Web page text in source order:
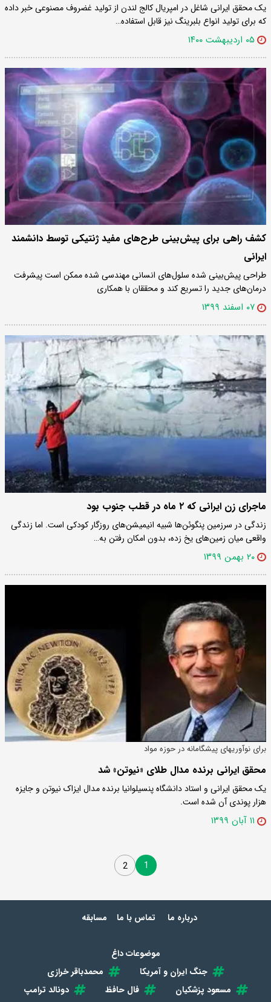
یک محقق ایرانی شاغل در امپریال کالج لندن از تولید غضروف مصنوعی خبر داده
که برای تولید انواع بلبرینگ نیز قابل استفاده…
۰۵ اردیبهشت ۱۴۰۰
کشف راهی برای پیش‌بینی طرح‌های مفید ژنتیکی توسط دانشمند
ایرانی
طراحی پیش‌بینی شده سلول‌های انسانی مهندسی شده ممکن است پیشرفت
درمان‌های جدید را تسریع کند و محققان با همکاری
۰۷ اسفند ۱۳۹۹
ماجرای زن ایرانی که ۲ ماه در قطب جنوب بود
زندگی در سرزمین پنگوئن‌ها شبیه انیمیشن‌های روزگار کودکی است. اما زندگی
واقعی میان زمین‌های یخ زده، بدون امکان رفتن به…
۲۰ بهمن ۱۳۹۹
برای نوآوریهای پیشگامانه در حوزه مواد
محقق ایرانی برنده مدال طلای «نیوتن» شد
یک محقق ایرانی و استاد دانشگاه پنسیلوانیا برنده مدال ایزاک نیوتن و جایزه
هزار پوندی آن شده است.
۱۱ آبان ۱۳۹۹
1
2
درباره ما تماس با ما مسابقه
موضوعات داغ
جنگ ایران و آمریکا
محمدباقر خرازی
مسعود پزشکیان
فال حافظ
دونالد ترامپ